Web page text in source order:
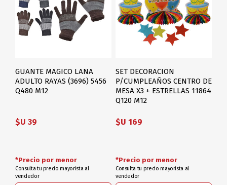
GUANTE MAGICO LANA
ADULTO RAYAS (3696) 5456
Q480 M12
$U 39
*Precio por menor
Consulta tu precio mayorista al
vendedor
SET DECORACION
P/CUMPLEAÑOS CENTRO DE
MESA X3 + ESTRELLAS 11864
Q120 M12
$U 169
*Precio por menor
Consulta tu precio mayorista al
vendedor